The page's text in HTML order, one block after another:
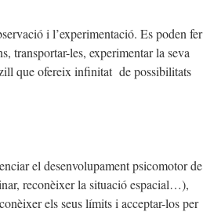
i l’experimentació. Es poden fer
transportar-les, experimentar la seva
que ofereix infinitat de possibilitats
el desenvolupament psicomotor de
reconèixer la situació espacial…),
els seus límits i acceptar-los per